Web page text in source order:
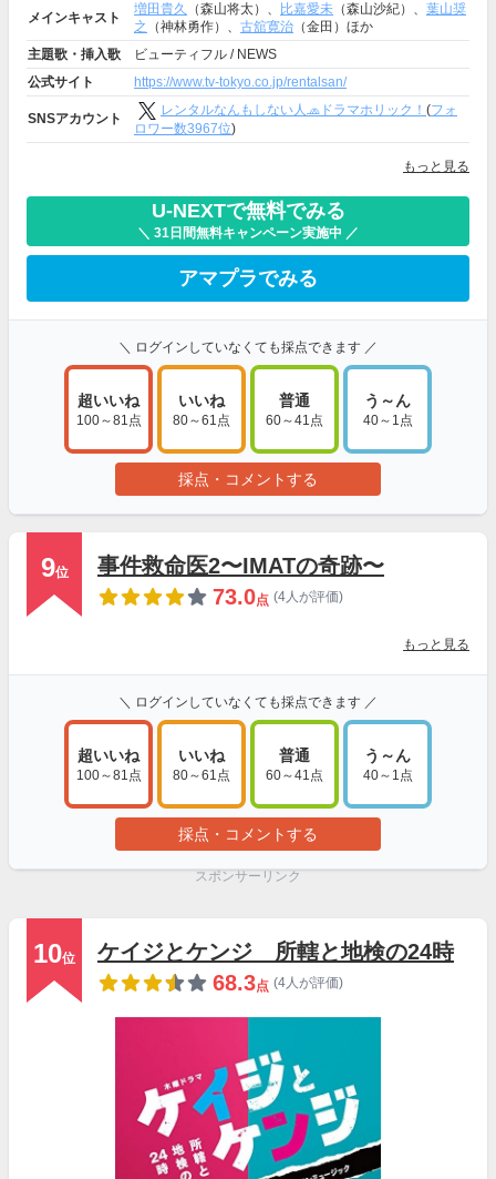
メインキャスト
増田貴久 （森山将太）、 比嘉愛未 （森山沙紀）、 葉山奨
之
（神林勇作）、 古舘寛治 （金田）ほか
主題歌・挿入歌
ビューティフル / NEWS
公式サイト
https://www.tv-tokyo.co.jp/rentalsan/
SNSアカウント
レンタルなんもしない人🧢ドラマホリック！ (フォ
ロワー数3967位)
もっと見る
U-NEXTで無料でみる
＼ 31日間無料キャンペーン実施中 ／
アマプラでみる
＼ ログインしていなくても採点できます ／
超いいね
100～81点
いいね
80～61点
普通
60～41点
う～ん
40～1点
採点・コメントする
9位
事件救命医2〜IMATの奇跡〜
73.0点 (4人が評価)
もっと見る
＼ ログインしていなくても採点できます ／
超いいね
100～81点
いいね
80～61点
普通
60～41点
う～ん
40～1点
採点・コメントする
スポンサーリンク
10位
ケイジとケンジ 所轄と地検の24時
68.3点 (4人が評価)